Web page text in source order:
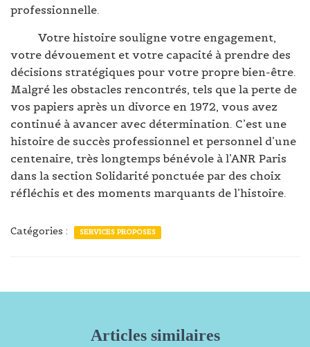
professionnelle.
Votre histoire souligne votre engagement,
votre dévouement et votre capacité à prendre des
décisions stratégiques pour votre propre bien-être.
Malgré les obstacles rencontrés, tels que la perte de
vos papiers après un divorce en 1972, vous avez
continué à avancer avec détermination. C’est une
histoire de succès professionnel et personnel d’une
centenaire, très longtemps bénévole à l’ANR Paris
dans la section Solidarité ponctuée par des choix
réfléchis et des moments marquants de l’histoire.
Catégories : SERVICES PROPOSES
Articles similaires